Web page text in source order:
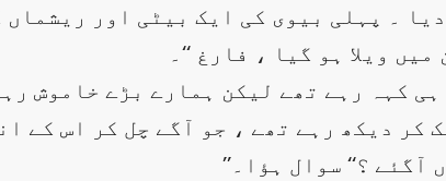
۔ پہلی بیوی کی ایک بیٹی اور
ویلا ہو گیا ، فارغ ‘‘۔
کہہ رہے تھے لیکن ہمارے بڑے خاموش
کر دیکھ رہے تھے ، جو آگے چل کر اس کے
آگئے ؟‘‘ سوال ہؤا۔